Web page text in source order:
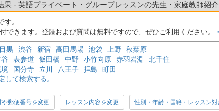
- 英語プライベート・グループレッスンの先生・家庭教師紹
す。
できます。登録および質問は無料ですので、ぜひご利用ください。
目黒 渋谷 新宿 高田馬場 池袋 上野
秋葉原
谷 表参道 飯田橋 中野 小竹向原 赤羽岩淵
北千住
境 国分寺 立川 八王子 拝島
町田
して検索する。
郵便番号を変更 レッスン内容を変更 性別・年齢・国籍・レッスン